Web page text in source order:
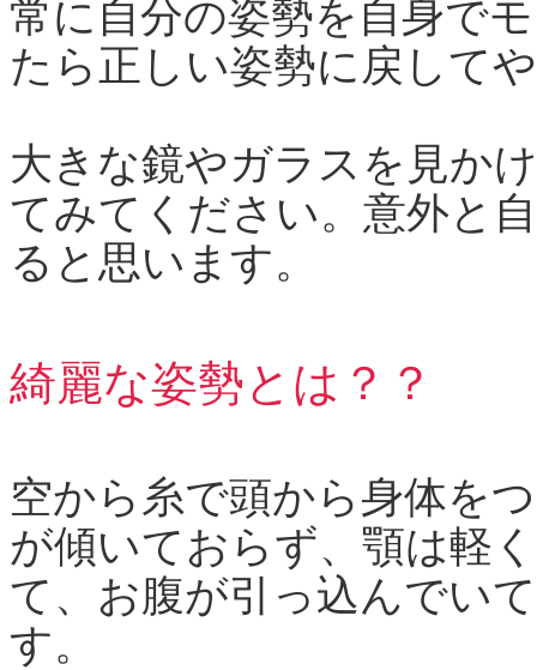
常に自分の姿勢を自身で
たら正しい姿勢に戻して
大きな鏡やガラスを見か
てみてください。意外と
ると思います。
綺麗な姿勢とは？？
空から糸で頭から身体を
が傾いておらず、顎は軽
て、お腹が引っ込んでい
す。